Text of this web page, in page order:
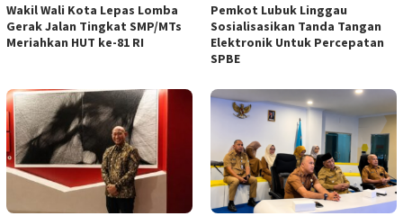
Wakil Wali Kota Lepas Lomba
Gerak Jalan Tingkat SMP/MTs
Meriahkan HUT ke-81 RI
Pemkot Lubuk Linggau
Sosialisasikan Tanda Tangan
Elektronik Untuk Percepatan
SPBE